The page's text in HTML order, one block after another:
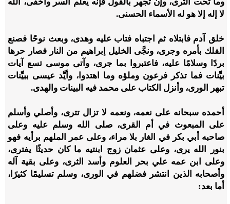
لا إله إلا هو له الأسماء الحسنى.
خلق آدم فابتلاه ثم اجتباه فتاب عليه وهدى، وبعث نوحًا فصنع
الفلك بأمره وجرى، ونجَّى الخليل إبراهيم من النار فصار حرها
بردًا وسلامًا عليه، فاعتبروا بما جرى، وآتى موسى تسع آيات
بيِّنات فما تذكر فرعون وملؤه وما اهتدوا، وأيَّد عيسى ببيِّنات
تبهر الورى، وأنزل الكتاب على محمد فيه البينات والهدى.
أحمده سبحانه على نعمه، ونعمه لا تزال تترى، وأصلي وأسلم
على المبعوث في أم القرى، صلى الله وسلم عليه وعلى
صاحبه أبي بكر في الغار بلا مراء، وعلى عمر الملهم برأيه فهو
بنور الله يرى، وعلى عثمان زوج ابنتيه ما كان حديثًا يفترى،
وعلى ابن عمه علي بحر العلوم وأسد الثرى، وعلى بقية آله
وأصحابه الذين انتشر فضلهم في الورى، وسلم تسليمًا كثيرًا،
أما بعد: